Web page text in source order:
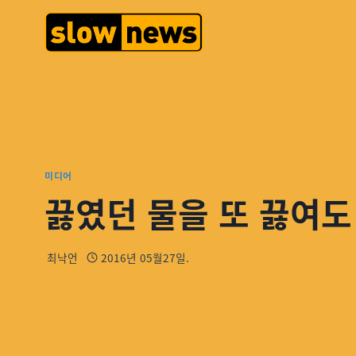
미디어
끓였던 물을 또 끓여
최낙언 2016년 05월27일.